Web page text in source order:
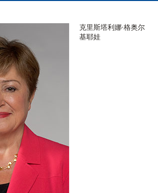
克里斯塔利娜·格奥尔
基耶娃